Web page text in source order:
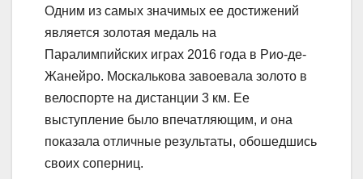
Одним из самых значимых ее достижений
является золотая медаль на
Паралимпийских играх 2016 года в Рио-де-
Жанейро. Москалькова завоевала золото в
велоспорте на дистанции 3 км. Ее
выступление было впечатляющим, и она
показала отличные результаты, обошедшись
своих соперниц.